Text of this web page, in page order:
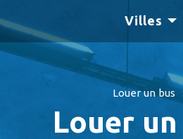
Villes
Louer un bus
Louer